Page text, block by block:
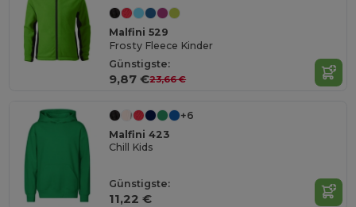
Malfini 529
Frosty Fleece Kinder
Günstigste:
9,87 €23,66 €
+6
Malfini 423
Chill Kids
Günstigste:
11,22 €